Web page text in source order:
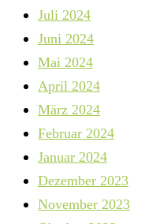
Juli 2024
Juni 2024
Mai 2024
April 2024
März 2024
Februar 2024
Januar 2024
Dezember 2023
November 2023